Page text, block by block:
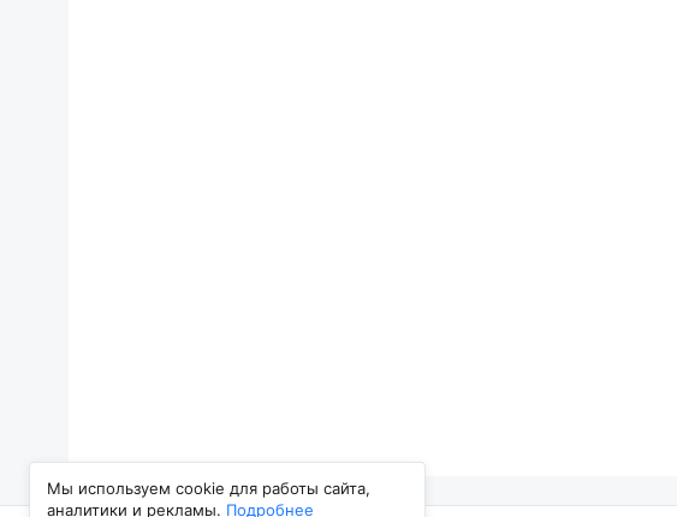
Мы используем cookie для работы сайта,
аналитики и рекламы. Подробнее